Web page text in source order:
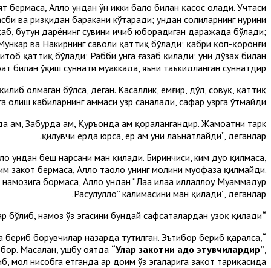
бермаса, Аллоҳ ундан ўн икки бало билан қасос олади. Учтаси
ва ризқидан баракани кўтаради; ундан солиҳларнинг нурини
бутун дарёнинг сувини ичиб юборадиган даражада бўлади;
ва Накирнинг саволи қаттиқ бўлади; қабри қоп-қоронғи
қаттиқ бўлади; Рабби унга ғазаб қилади; уни дўзах билан
билан ўқиш суннати муаккада, яъни таъкидланган суннатдир.
олмаган бўлса, деган. Касаллик, ёмғир, дўл, совуқ, қаттиқ
олиш кабиларнинг ҳаммаси узр саналади, сафар узрга ўтмайди.
ҳам, Забурда ҳам, Қуръонда ҳам қоралангандир. Жамоатни тарк
қилувчи ерда юрса, ер ҳам уни лаънатлайди”, деганлар.
ундан беш нарсани ман қилади. Биринчиси, ким дуо қилмаса,
закот бермаса, Аллоҳ таоло унинг молини муҳофаза қилмайди.
бормаса, Аллоҳ ундан “Лаа илаҳа иллаллоҳу Муҳаммадур
Расулуллоҳ” калимасини ман қилади”, деганлар.
“Улар беҳуда
бўлиб, намоз ўз эгасини бундай сафсаталардан узоқ қилади.
“Улар закотни адо этувчилардир”
борувчилар назарда тутилган. Эътибор бериб қаралса,
бор. Масалан, ушбу оятда “Улар закотни адо этувчилардир”
нисобга етганда ҳар доим ўз эгаларига закот тариқасида